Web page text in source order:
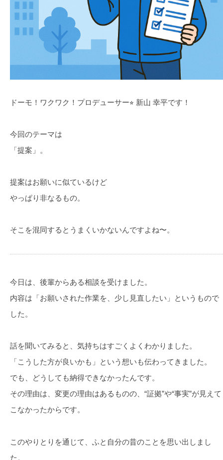
ドーモ！ワクワク！プロデューサー⭐︎ 新山 幸平です！
今回のテーマは
「提案」。
提案はお願いに似ているけど
やっぱり非なるもの。
そこを混同するとうまくいかないんですよね〜。
今日は、後輩からある相談を受けました。
内容は「お願いされた作業を、少し見直したい」というもので
した。
話を聞いてみると、気持ちはすごくよくわかりました。
「こうした方が良いかも」という想いも伝わってきました。
でも、どうしても納得できなかったんです。
その理由は、変更の理由はあるものの、“証拠”や“事実”が見えて
こなかったからです。
このやりとりを通じて、ふと自分の昔のことを思い出しまし
た。